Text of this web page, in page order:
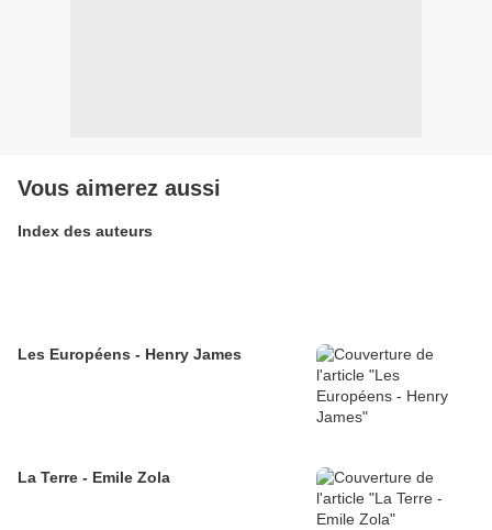
Vous aimerez aussi
Index des auteurs
Les Européens - Henry James
La Terre - Emile Zola